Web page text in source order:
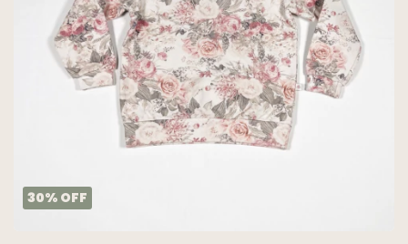
30% OFF